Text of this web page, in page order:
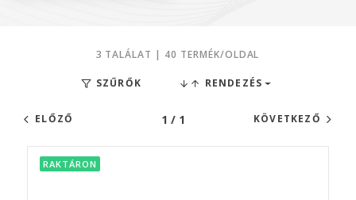
3 TALÁLAT | 40 TERMÉK/OLDAL
SZŰRŐK RENDEZÉS
ELŐZŐ 1 / 1 KÖVETKEZŐ
RAKTÁRON